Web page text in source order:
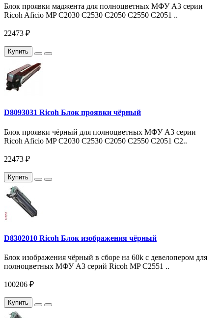
Блок проявки маджента для полноцветных МФУ A3 серии
Ricoh Aficio MP C2030 C2530 C2050 C2550 С2051 ..
22473 ₽
Купить
D8093031 Ricoh Блок проявки чёрный
Блок проявки чёрный для полноцветных МФУ A3 серии
Ricoh Aficio MP C2030 C2530 C2050 C2550 С2051 С2..
22473 ₽
Купить
D8302010 Ricoh Блок изображения чёрный
Блок изображения чёрный в сборе на 60k c девелопером для
полноцветных МФУ A3 серий Ricoh MP C2551 ..
100206 ₽
Купить